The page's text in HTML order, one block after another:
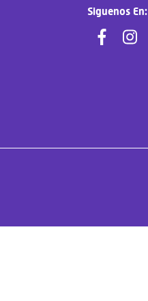
Siguenos En: